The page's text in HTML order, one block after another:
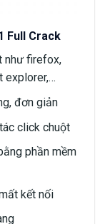
Full Crack
như firefox,
explorer,…
đơn giản
click chuột
phần mềm
kết nối